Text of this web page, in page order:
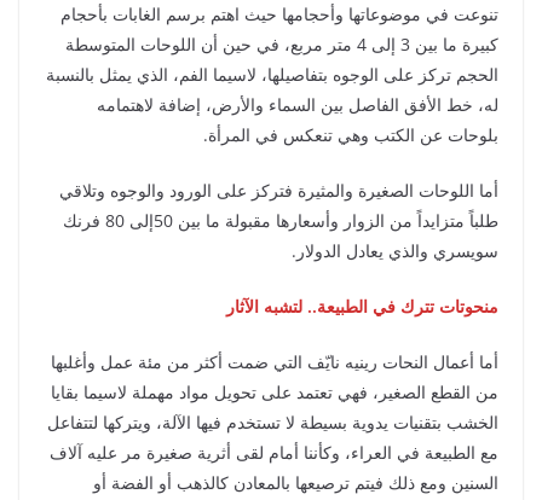
تنوعت في موضوعاتها وأحجامها حيث اهتم برسم الغابات بأحجام
كبيرة ما بين 3 إلى 4 متر مربع، في حين أن اللوحات المتوسطة
الحجم تركز على الوجوه بتفاصيلها، لاسيما الفم، الذي يمثل بالنسبة
له، خط الأفق الفاصل بين السماء والأرض، إضافة لاهتمامه
بلوحات عن الكتب وهي تنعكس في المرأة.
أما اللوحات الصغيرة والمثيرة فتركز على الورود والوجوه وتلاقي
طلباً متزايداً من الزوار وأسعارها مقبولة ما بين 50إلى 80 فرنك
سويسري والذي يعادل الدولار.
منحوتات تترك في الطبيعة.. لتشبه الآثار
أما أعمال النحات رينيه نايّف التي ضمت أكثر من مئة عمل وأغلبها
من القطع الصغير، فهي تعتمد على تحويل مواد مهملة لاسيما بقايا
الخشب بتقنيات يدوية بسيطة لا تستخدم فيها الآلة، ويتركها لتتفاعل
مع الطبيعة في العراء، وكأننا أمام لقى أثرية صغيرة مر عليه آلاف
السنين ومع ذلك فيتم ترصيعها بالمعادن كالذهب أو الفضة أو